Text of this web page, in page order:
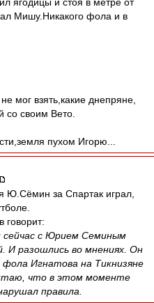
Мишу.Никакого фола и в
мог взять,какие днепряне,
со своим Вето.
пухом Игорю...
Ю.Сёмин за Спартак играл,
говорит:
сейчас с Юрием Семиным
И разошлись во мнениях. Он
Игнатова на Тикнизяне
что в этом моменте
правила.